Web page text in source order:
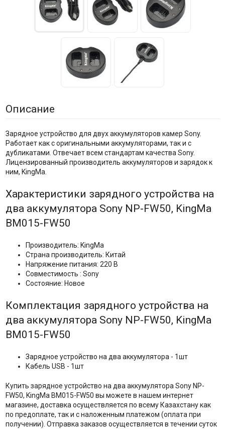
Описание
Зарядное устройство для двух аккумуляторов камер Sony.
Работает как с оригинальными аккумуляторами, так и с
дубликатами. Отвечает всем стандартам качества Sony.
Лицензированный производитель аккумуляторов и зарядок к
ним, KingMa.
Характеристики зарядного устройства на
два аккумулятора Sony NP-FW50, KingMa
BM015-FW50
Производитель: KingMa
Страна производитель: Китай
Напряжение питания: 220 В
Совместимость : Sony
Состояние: Новое
Комплектация зарядного устройства на
два аккумулятора Sony NP-FW50, KingMa
BM015-FW50
Зарядное устройство на два аккумулятора - 1шт
Кабель USB - 1шт
Купить зарядное устройство на два аккумулятора Sony NP-
FW50, KingMa BM015-FW50 вы можете в нашем интернет
магазине, доставка осуществляется по всему Казахстану как
по предоплате, так и с наложенным платежом (оплата при
получении). Отправка заказов осуществляется в течении суток